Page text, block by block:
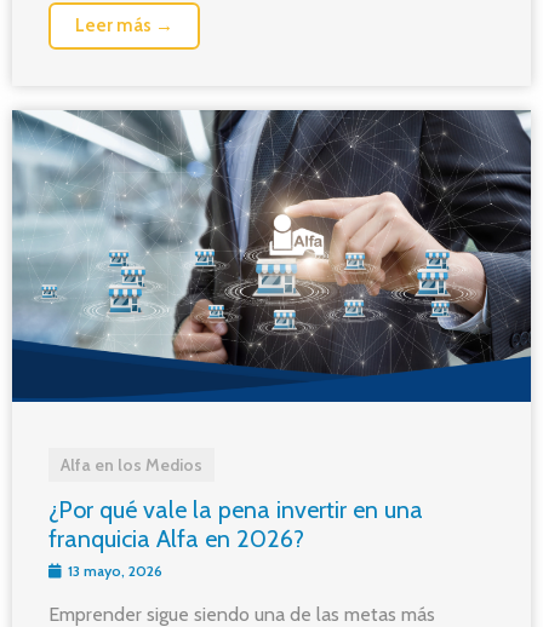
Leer más →
Alfa en los Medios
¿Por qué vale la pena invertir en una
franquicia Alfa en 2026?
13 mayo, 2026
Emprender sigue siendo una de las metas más